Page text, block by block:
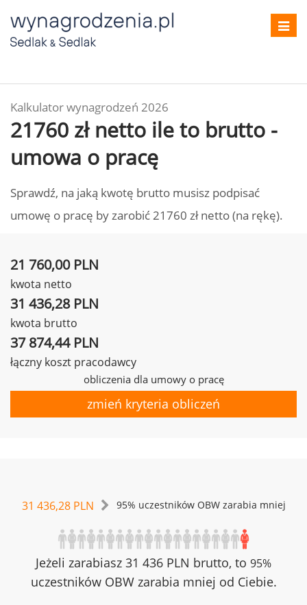
Kalkulator wynagrodzeń 2026
21760 zł netto ile to brutto -
umowa o pracę
Sprawdź, na jaką kwotę brutto musisz podpisać
umowę o pracę by zarobić 21760 zł netto (na rękę).
21 760,00 PLN
kwota netto
31 436,28 PLN
kwota brutto
37 874,44 PLN
łączny koszt pracodawcy
obliczenia dla umowy o pracę
zmień kryteria obliczeń
31 436,28 PLN 95% uczestników OBW zarabia mniej
Jeżeli zarabiasz 31 436 PLN brutto, to 95%
uczestników OBW zarabia mniej od Ciebie.